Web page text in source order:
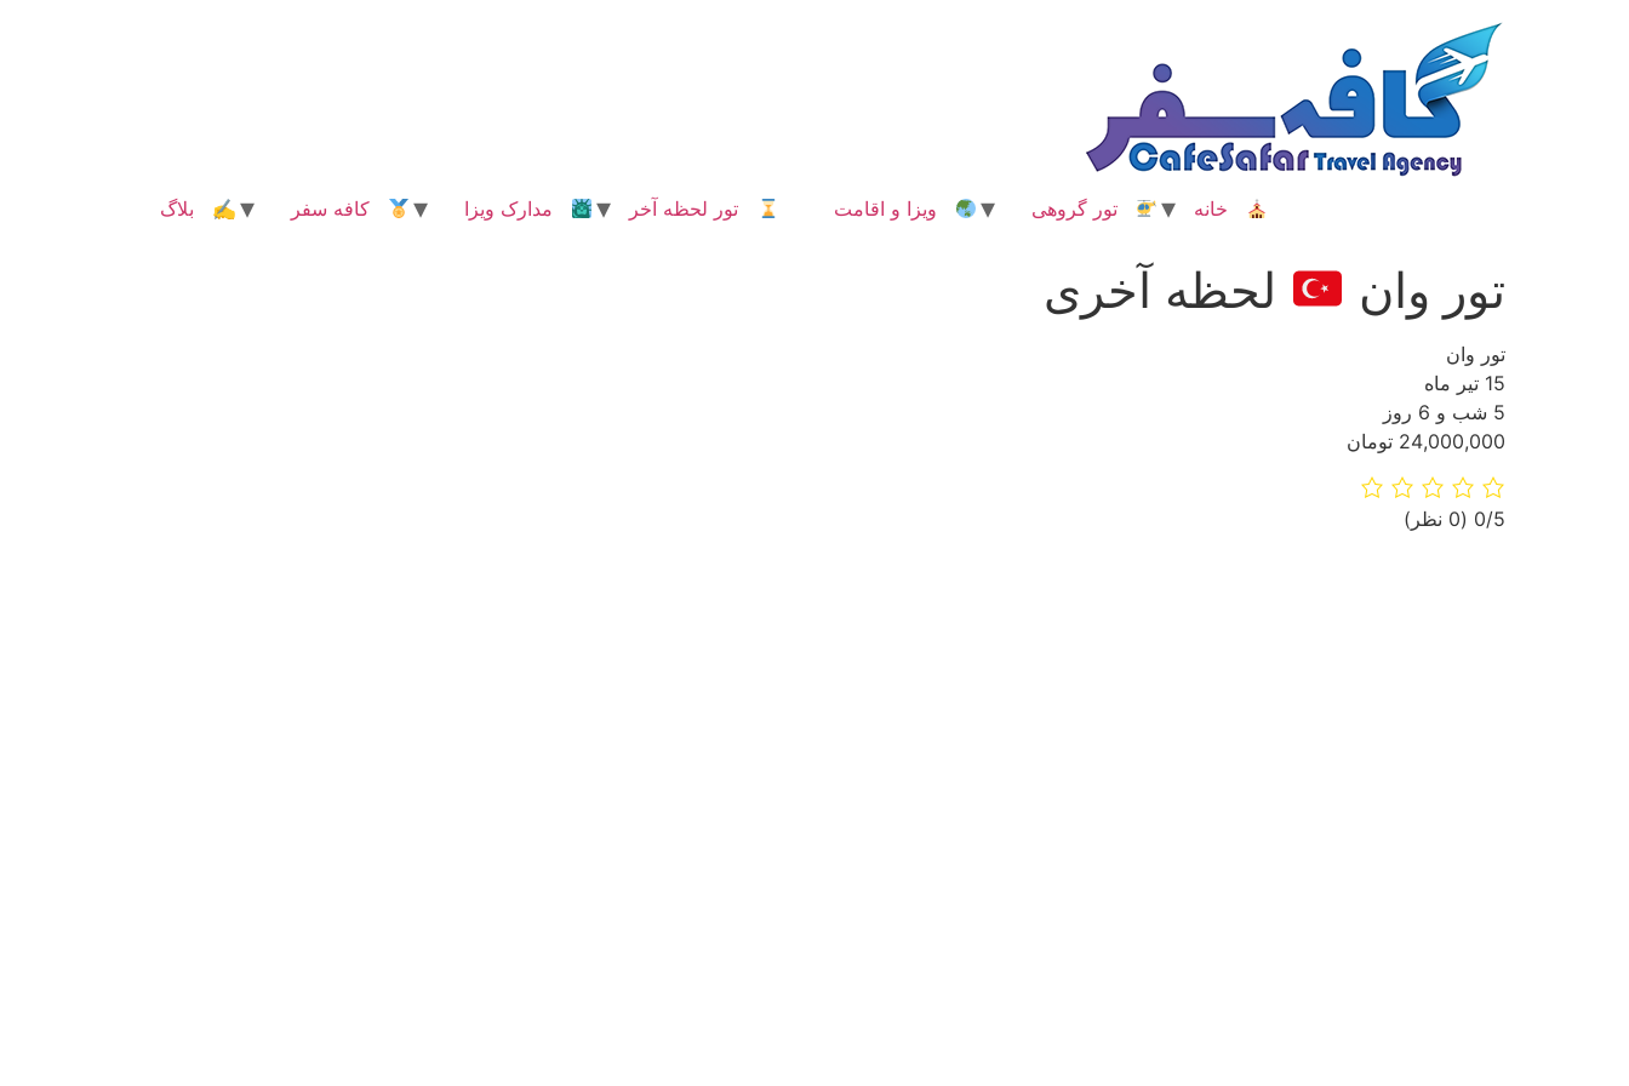
خانه تور گروهی ویزا و اقامت تور لحظه آخر مدارک ویزا کافه سفر ✍ بلاگ
تور وان لحظه آخری
تور وان
15 تیر ماه
5 شب و 6 روز
24,000,000 تومان
‫0/5 ‫(0 نظر)